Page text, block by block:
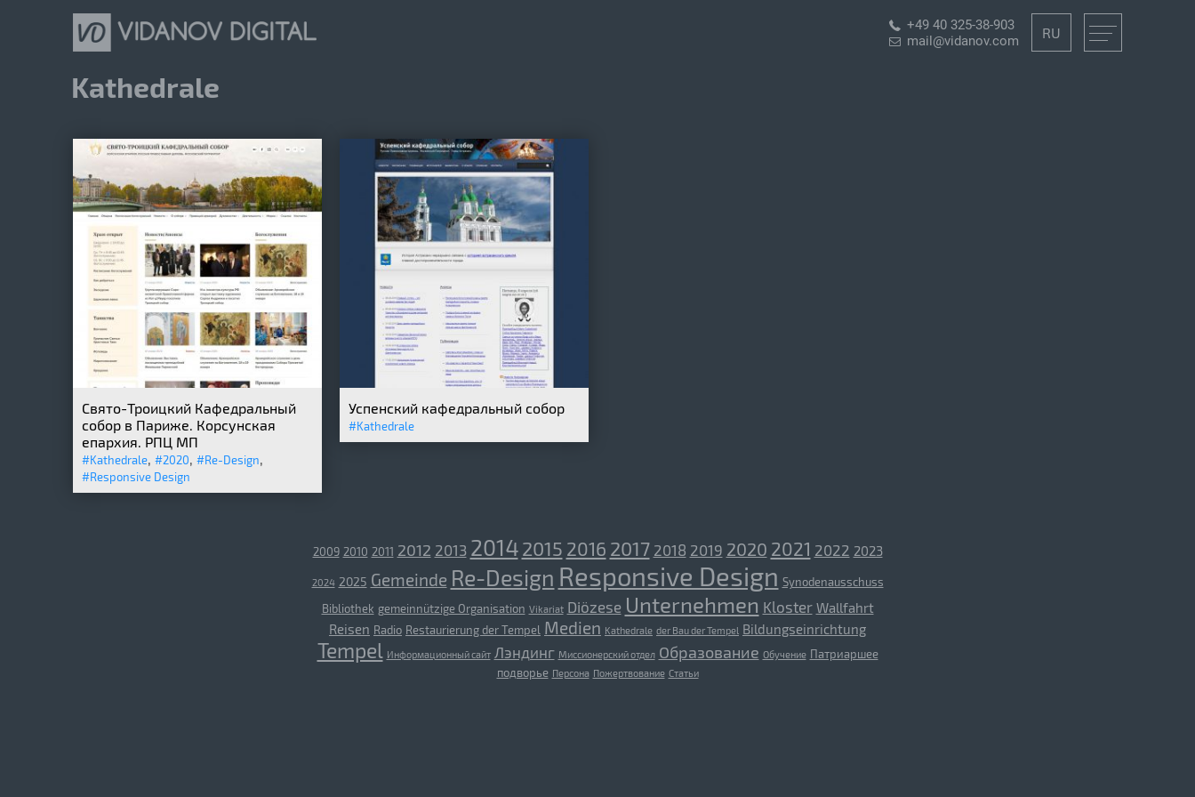
+49 40 325-38-903
mail@vidanov.com
RU
Kathedrale
Свято-Троицкий Кафедральный
собор в Париже. Корсунская
епархия. РПЦ МП
#Kathedrale, #2020, #Re-Design,
#Responsive Design
Успенский кафедральный собор
#Kathedrale
2009 2010 2011 2012 2013 2014 2015 2016 2017 2018 2019 2020 2021 2022 2023
2024 2025 Gemeinde Re-Design Responsive Design Synodenausschuss
Bibliothek gemeinnützige Organisation Vikariat Diözese Unternehmen Kloster Wallfahrt
Reisen Radio Restaurierung der Tempel Medien Kathedrale der Bau der Tempel Bildungseinrichtung
Tempel Информационный сайт Лэндинг Миссионерский отдел Образование Обучение Патриаршее
подворье Персона Пожертвование Статьи